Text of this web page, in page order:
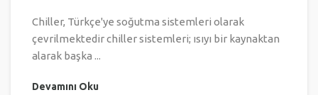
Chiller, Türkçe'ye soğutma sistemleri olarak
çevrilmektedir chiller sistemleri; ısıyı bir kaynaktan
alarak başka ...
Devamını Oku